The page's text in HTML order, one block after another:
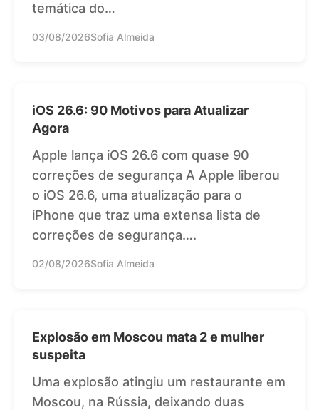
temática do…
03/08/2026Sofia Almeida
iOS 26.6: 90 Motivos para Atualizar
Agora
Apple lança iOS 26.6 com quase 90
correções de segurança A Apple liberou
o iOS 26.6, uma atualização para o
iPhone que traz uma extensa lista de
correções de segurança….
02/08/2026Sofia Almeida
Explosão em Moscou mata 2 e mulher
suspeita
Uma explosão atingiu um restaurante em
Moscou, na Rússia, deixando duas